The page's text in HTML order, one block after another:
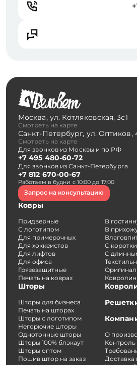
Москва, ул. Котляковская, 3с1
Смотреть на карте
Санкт-Петербург, ул. Оптиков,
Смотреть на карте
Для звонков из Москвы и по РФ
+7 495 480-60-72
Для звонков из Санкт-Петербурга
+7 812 670-00-67
Работаем в будни с 10:00 до 17:00
Запрос на консультацию
Ковры
Придверные
С логотипом
Для примерочных
Для хоккеистов
Для лифтов
Для офиса
Грязезащитные
Печать на коврах
В
В
С
С
Шторы
Шторы для бизнеса
Печать на шторах
Шторы с логотипом
Негорючие шторы
Однотонные шторы
Шторы 100% блэкаут
Шторы оптом
Пошив штор на заказ
О
Контроль
Доставка